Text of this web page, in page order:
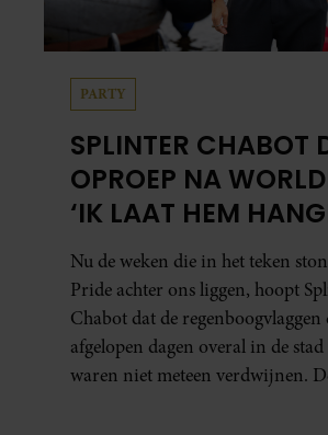
PARTY
SPLINTER CHABOT
OPROEP NA
‘IK LAAT HEM
HOPELIJK OOK’
Nu de weken die in het teken
Pride achter ons liggen, hoopt
Chabot dat de regenboogvlaggen
afgelopen dagen overal in de stad
waren niet meteen verdwijnen.